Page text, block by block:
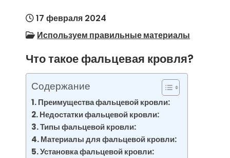
17 февраля 2024
Используем правильные материалы
Что такое фальцевая кровля?
Содержание
Преимущества фальцевой кровли:
Недостатки фальцевой кровли:
Типы фальцевой кровли:
Материалы для фальцевой кровли:
Установка фальцевой кровли: